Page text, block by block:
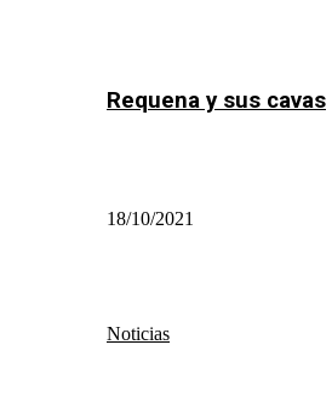
Requena y sus cavas
18/10/2021
Noticias